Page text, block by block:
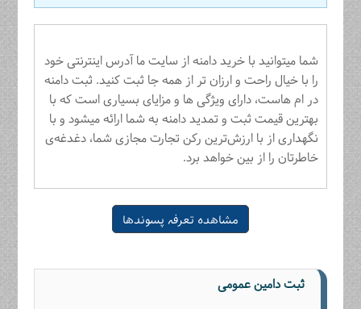
شما میتوانید با خرید دامنه از سایت ما آدرس اینترنتی خود
را با خیال راحت و ارزان تر از همه جا ثبت کنید. ثبت دامنه
در ام هاست، دارای ویژگی ها و مزایای بسیاری است که با
بهترین قیمت ثبت و تمدید دامنه به شما ارائه میشود و با
نگهداری از با ارزش‌ترین رکن تجارت مجازی شما، دغدغه‌ی
خاطرتان را از بین خواهد برد.
مشاهده تعرفه پسوندها
ثبت دامین عمومی